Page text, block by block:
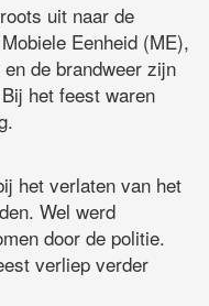
uit naar de
Eenheid (ME),
de brandweer zijn
het feest waren
het verlaten van het
Wel werd
door de politie.
verliep verder